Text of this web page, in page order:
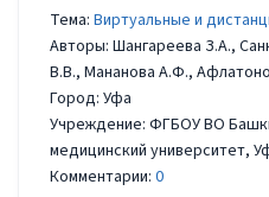
Тема: Виртуальные и
Авторы: Шангареева З.А.,
В.В., Мананова А.Ф.,
Город: Уфа
Учреждение: ФГБОУ ВО
медицинский университет,
Комментарии: 0